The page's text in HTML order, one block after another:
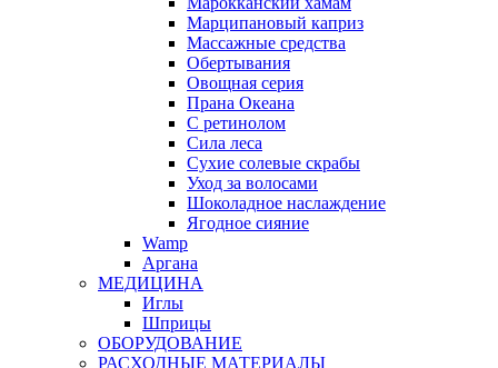
Марципановый каприз
Массажные средства
Обертывания
Овощная серия
Прана Океана
С ретинолом
Сила леса
Сухие солевые скрабы
Уход за волосами
Шоколадное наслаждение
Ягодное сияние
Wamp
Аргана
МЕДИЦИНА
Иглы
Шприцы
ОБОРУДОВАНИЕ
РАСХОДНЫЕ МАТЕРИАЛЫ